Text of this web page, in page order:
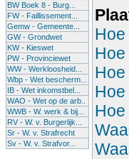
BW Boek 8 - Burg...
FW - Faillissement...
Gemw - Gemeente...
GW - Grondwet
KW - Kieswet
PW - Provinciewet
WW - Werkloosheid...
Wbp - Wet bescherm...
IB - Wet inkomstbel...
WAO - Wet op de arb..
WWB - W. werk & bij...
RV - W. v. Burgerlijk...
Sr - W. v. Strafrecht
Sv - W. v. Strafvor...